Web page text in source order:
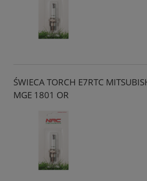
ŚWIECA TORCH E7RTC
MGE 1801 OR